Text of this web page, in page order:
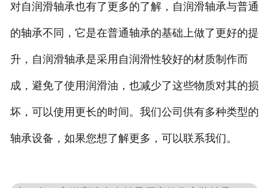
对自润滑轴承也有了更多的了解，自润滑轴承与普通
的轴承不同，它是在普通轴承的基础上做了更好的提
升，自润滑轴承是采用自润滑性较好的材质制作而
成，避免了使用润滑油，也减少了这些物质对其的损
坏，可以使用更长的时间。我们公司供有多种类型的
轴承设备，如果您想了解更多，可以联系我们。